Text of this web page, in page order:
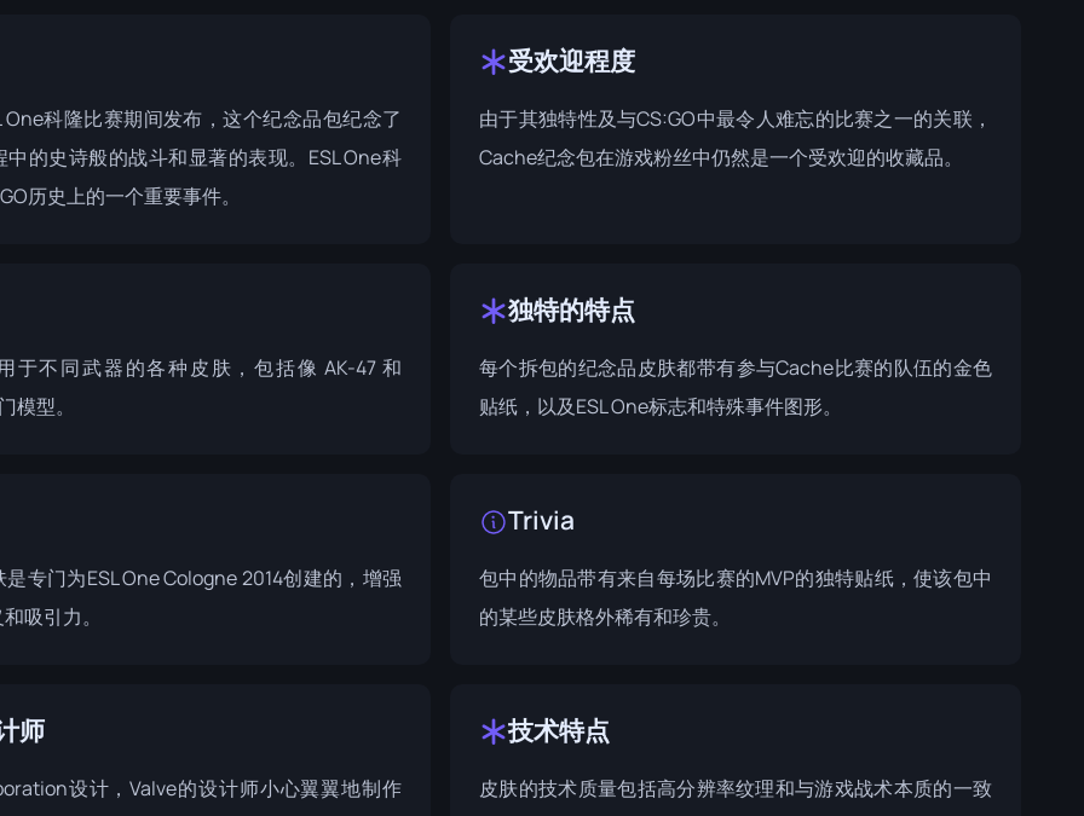
One科隆比赛期间发布，这个纪念品包纪念了
的史诗般的战斗和显著的表现。 ESL One科
历史上的一个重要事件。
受欢迎程度
由于其独特性及与CS:GO中最令人难忘的比赛之一的关联，
Cache纪念包在游戏粉丝中仍然是一个受欢迎的收藏品。
于不同武器的各种皮肤，包括像 AK-47 和
模型。
独特的特点
每个拆包的纪念品皮肤都带有参与Cache比赛的队伍的金色
贴纸，以及ESL One标志和特殊事件图形。
是专门为ESL One Cologne 2014创建的，增强
吸引力。
Trivia
包中的物品带有来自每场比赛的MVP的独特贴纸，使该包中
的某些皮肤格外稀有和珍贵。
师
设计，Valve的设计师小心翼翼地制作
技术特点
皮肤的技术质量包括高分辨率纹理和与游戏战术本质的一致